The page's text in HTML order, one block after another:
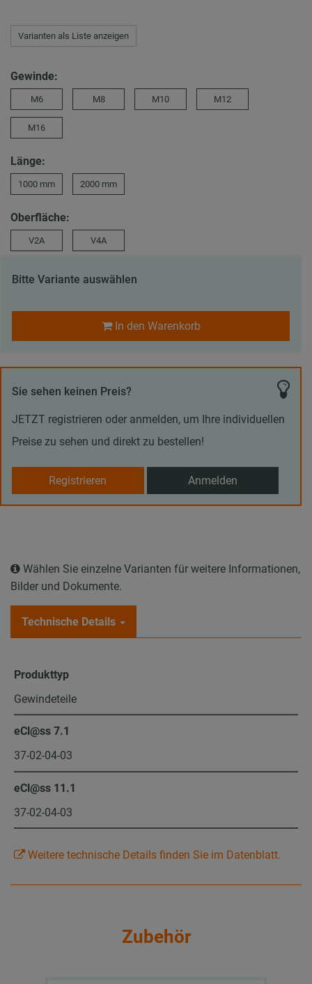
Varianten als Liste anzeigen
Gewinde:
M6 M8 M10 M12
M16
Länge:
1000 mm 2000 mm
Oberfläche:
V2A V4A
Bitte Variante auswählen
In den Warenkorb
Sie sehen keinen Preis?
JETZT registrieren oder anmelden, um Ihre individuellen
Preise zu sehen und direkt zu bestellen!
Registrieren Anmelden
Wählen Sie einzelne Varianten für weitere Informationen,
Bilder und Dokumente.
Technische Details
Produkttyp
Gewindeteile
eCl@ss 7.1
37-02-04-03
eCl@ss 11.1
37-02-04-03
Weitere technische Details finden Sie im Datenblatt.
Zubehör